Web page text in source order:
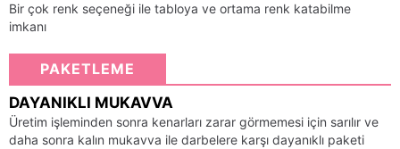
Bir çok renk seçeneği ile tabloya ve ortama renk katabilme
imkanı
PAKETLEME
DAYANIKLI MUKAVVA
Üretim işleminden sonra kenarları zarar görmemesi için sarılır ve
daha sonra kalın mukavva ile darbelere karşı dayanıklı paketi